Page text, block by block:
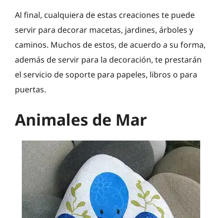
Al final, cualquiera de estas creaciones te puede
servir para decorar macetas, jardines, árboles y
caminos. Muchos de estos, de acuerdo a su forma,
además de servir para la decoración, te prestarán
el servicio de soporte para papeles, libros o para
puertas.
Animales de Mar